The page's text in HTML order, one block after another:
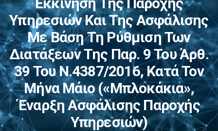
Υπηρεσιών Και Της Ασφάλισης
Με Βάση Τη Ρύθμιση Των
Διατάξεων Της Παρ. 9 Του Άρθ.
39 Του Ν.4387/2016, Κατά Τον
Μήνα Μάιο («μπλοκάκια»,
Έναρξη Ασφάλισης Παροχής
Υπηρεσιών)